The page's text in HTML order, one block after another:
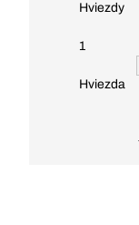
Hviezdy
1
Hviezda